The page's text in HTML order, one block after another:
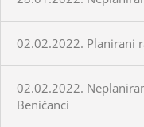
02.02.2022. Planirani
02.02.2022.
Beničanci